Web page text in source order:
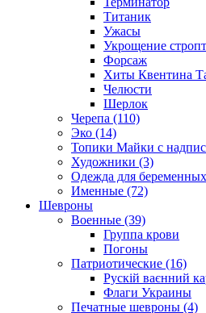
Титаник
Ужасы
Укрощение
Форсаж
Хиты Квентина
Челюсти
Шерлок
Черепа (110)
Эко (14)
Топики Майки с
Художники (3)
Одежда для
Именные (72)
Шевроны
Военные (39)
Группа крови
Погоны
Патриотические (16)
Рускій ваєнний
Флаги Украины
Печатные шевроны (4)